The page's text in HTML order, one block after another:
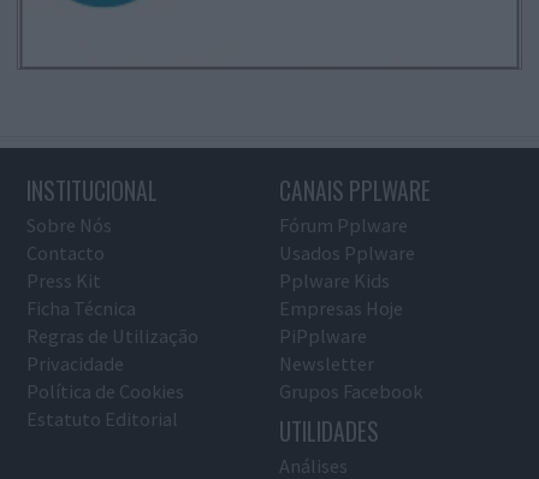
INSTITUCIONAL
Sobre Nós
Contacto
Press Kit
Ficha Técnica
Regras de Utilização
Privacidade
Política de Cookies
Estatuto Editorial
CANAIS PPLWARE
Fórum Pplware
Usados Pplware
Pplware Kids
Empresas Hoje
PiPplware
Newsletter
Grupos Facebook
UTILIDADES
Análises